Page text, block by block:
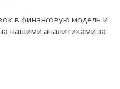
в финансовую модель и
нашими аналитиками за